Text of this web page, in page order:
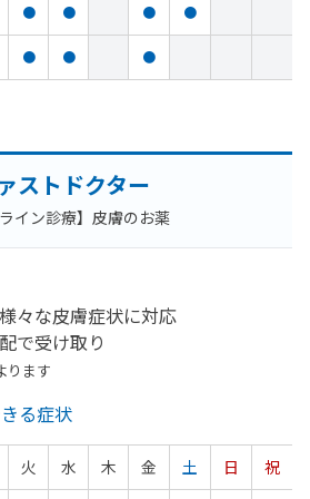
● ● ● ●
● ● ●
ストドクター
ライン診療】皮膚のお薬
々な皮膚症状に対応
で受け取り
ります
る症状
火 水 木 金 土 日
祝